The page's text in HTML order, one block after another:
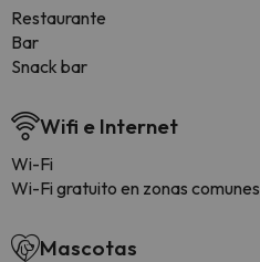
Restaurante
Bar
Snack bar
Wifi e Internet
Wi-Fi
Wi-Fi gratuito en zonas comunes
Mascotas